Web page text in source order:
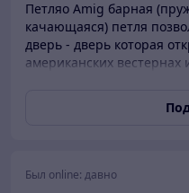
Петляo Amig барная
качающаяся) петля
дверь - дверь которая
американских
типоразмерах 100мм и
высоте (размере), петли
Был online: давно